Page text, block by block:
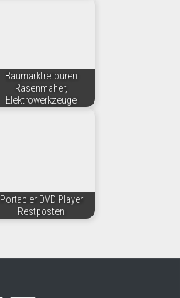
Baumarktretouren
Rasenmäher,
Elektrowerkzeuge
Portabler DVD Player
Restposten